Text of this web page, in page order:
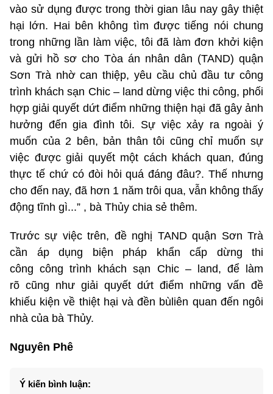
vào sử dụng được trong thời gian lâu nay gây thiệt
hại lớn. Hai bên không tìm được tiếng nói chung
trong những lần làm việc, tôi đã làm đơn khởi kiện
và gửi hồ sơ cho Tòa án nhân dân (TAND) quận
Sơn Trà nhờ can thiệp, yêu cầu chủ đầu tư công
trình khách sạn Chic – land dừng việc thi công, phối
hợp giải quyết dứt điểm những thiện hại đã gây ảnh
hưởng đến gia đình tôi. Sự việc xảy ra ngoài ý
muốn của 2 bên, bản thân tôi cũng chỉ muốn sự
việc được giải quyết một cách khách quan, đúng
thực tế chứ có đòi hỏi quá đáng đâu?. Thế nhưng
cho đến nay, đã hơn 1 năm trôi qua, vẫn không thấy
động tĩnh gì...” , bà Thủy chia sẻ thêm.
Trước sự việc trên, đề nghị TAND quận Sơn Trà
cần áp dụng biện pháp khẩn cấp dừng thi
công công trình khách sạn Chic – land, để làm
rõ cũng như giải quyết dứt điểm những vấn đề
khiếu kiện về thiệt hại và đền bùliên quan đến ngôi
nhà của bà Thủy.
Nguyên Phê
Ý kiến bình luận: